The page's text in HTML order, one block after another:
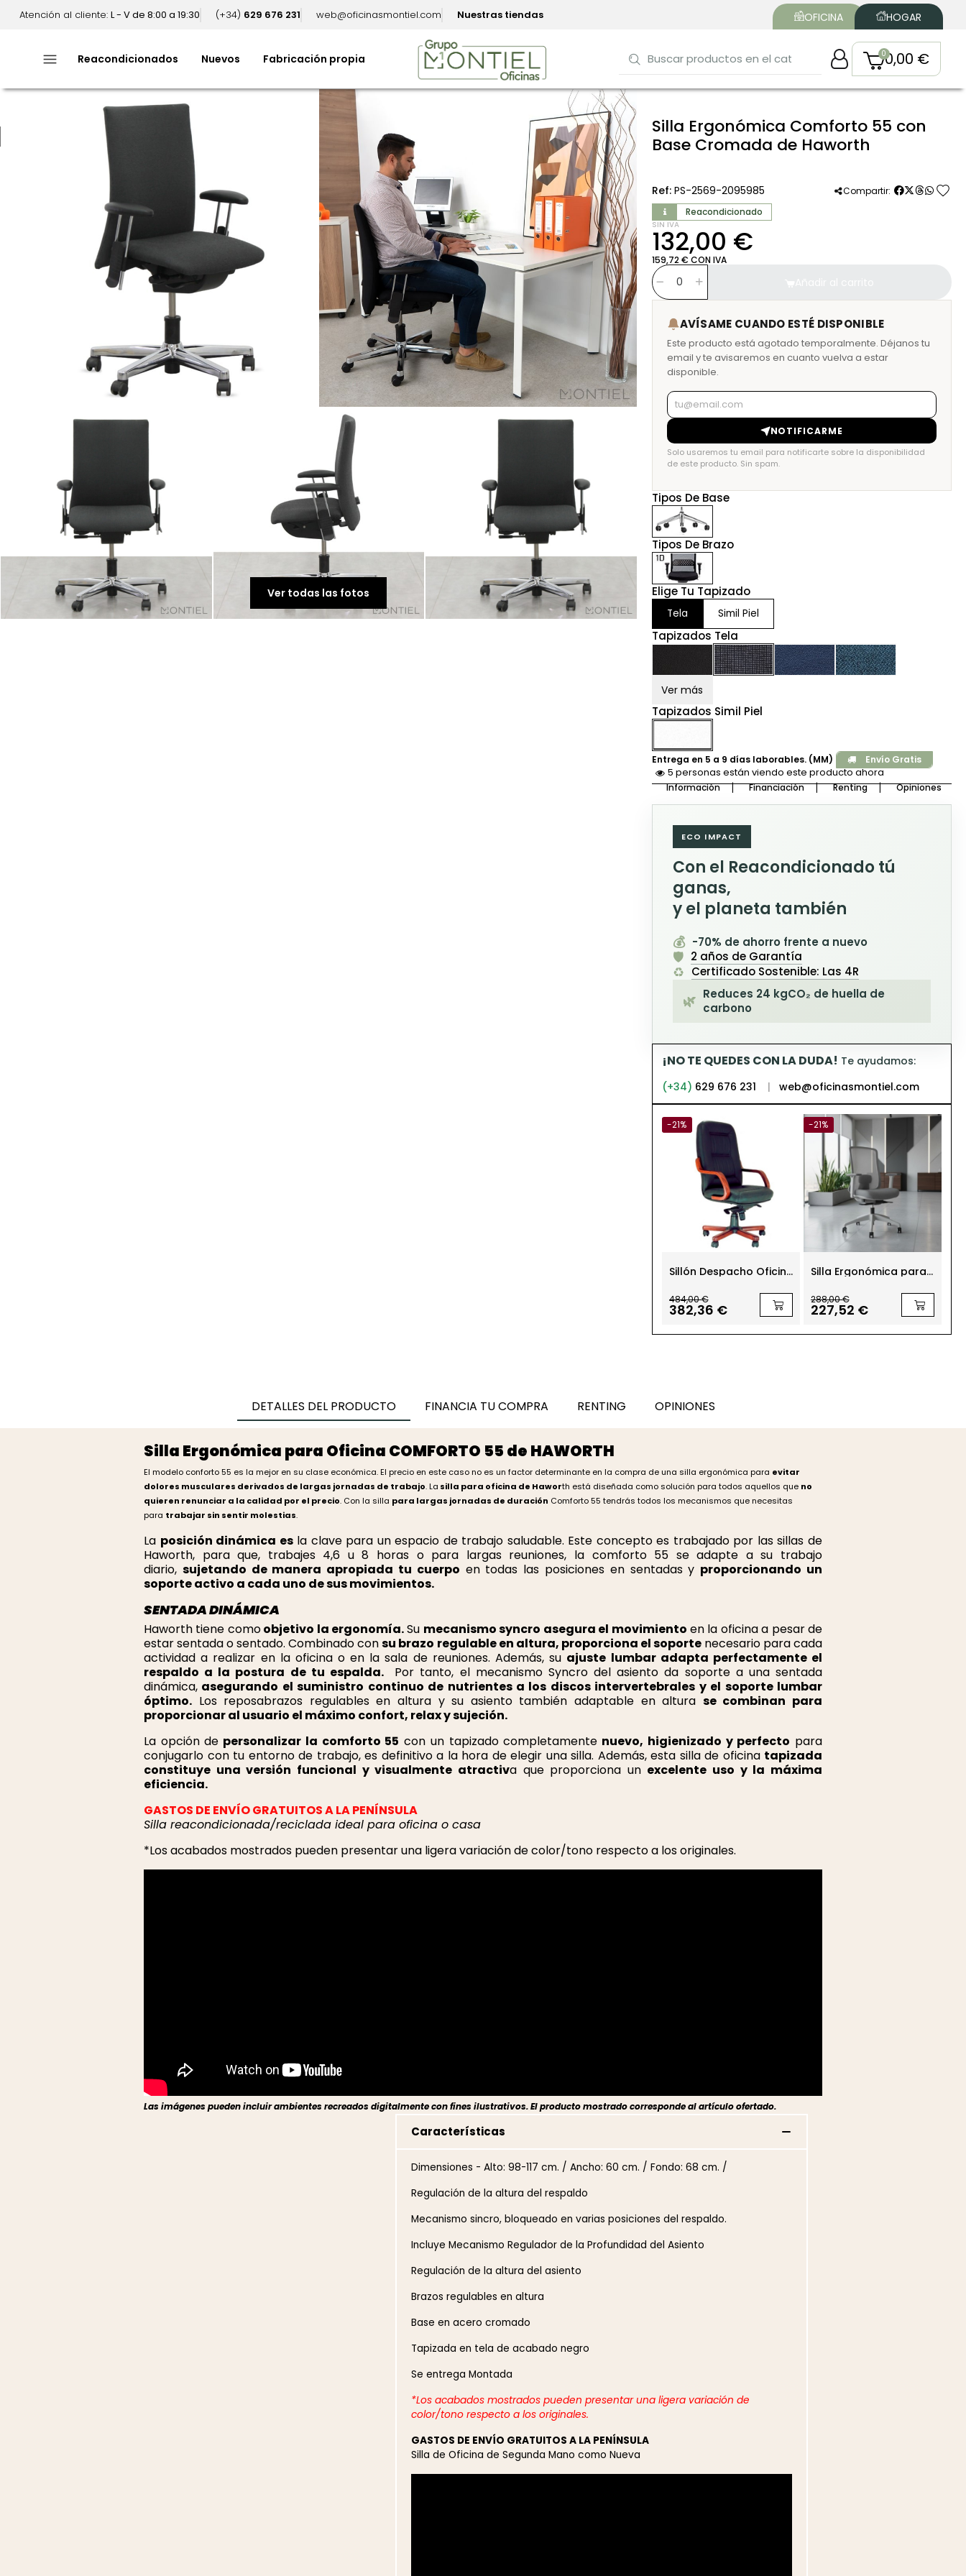
Atención al cliente: L - V de 8:00 a 19:30 (+34) 629 676 231 web@oficinasmontiel.com Nuestras tiendas OFICINA HOGAR
menu Reacondicionados Nuevos Fabricación propia 0,00 €
Ver todas las fotos
Silla Ergonómica Comforto 55 con
Base Cromada de Haworth
Ref: PS-2569-2095985 Compartir: favorite
Reacondicionado
SIN IVA
132,00 €
159,72 € CON IVA
AVÍSAME CUANDO ESTÉ DISPONIBLE
Este producto está agotado temporalmente. Déjanos tu
email y te avisaremos en cuanto vuelva a estar
disponible.
NOTIFICARME
Solo usaremos tu email para notificarte sobre la disponibilidad
de este producto. Sin spam.
Tipos De Base
Tipos De Brazo
Elige Tu Tapizado
Tela Simil Piel
Tapizados Tela
Ver más
Tapizados Simil Piel
Entrega en 5 a 9 días laborables. (MM) Envío Gratis
4 personas están viendo este producto ahora
Información Financiación Renting Opiniones
ECO IMPACT
Con el Reacondicionado tú
ganas,
y el planeta también
💰 -70% de ahorro frente a nuevo
🛡️ 2 años de Garantía
♻️ Certificado Sostenible: Las 4R
🌿 Reduces 24 kgCO₂ de huella de
carbono
¡NO TE QUEDES CON LA DUDA! Te ayudamos:
(+34) 629 676 231 | web@oficinasmontiel.com
-21%
Silla Ergonómica para
de Kunna - EXPRESS
288,00 €
227,52 €
-21%
Sillón Despacho
247,00 €
195,13 €
DETALLES DEL PRODUCTO FINANCIA TU COMPRA RENTING OPINIONES
Silla Ergonómica para Oficina COMFORTO 55 de HAWORTH
El modelo conforto 55 es la mejor en su clase económica. El precio en este caso no es un factor determinante en la compra de una silla ergonómica para evitar
dolores musculares derivados de largas jornadas de trabajo. La silla para oficina de Haworth está diseñada como solución para todos aquellos que no
quieren renunciar a la calidad por el precio. Con la silla para largas jornadas de duración Comforto 55 tendrás todos los mecanismos que necesitas
para trabajar sin sentir molestias.
La posición dinámica esla clave para un espacio de trabajo saludable. Este concepto es trabajado por las sillas de
Haworth, para que, trabajes 4,6 u 8 horas o para largas reuniones, la comforto 55 se adapte a su trabajo
diario, sujetando de manera apropiada tu cuerpo en todas las posiciones en sentadas y proporcionando un
soporte activo a cada uno de sus movimientos.
SENTADA DINÁMICA
Haworth tiene comoobjetivo la ergonomía.Su mecanismo syncro asegura el movimiento en la oficina a pesar de
estar sentada o sentado. Combinado consu brazo regulable en altura, proporciona el soportenecesario para cada
actividad a realizar en la oficina o en la sala de reuniones. Además, su ajuste lumbar adapta perfectamente el
respaldo a la postura de tu espalda.
Por tanto, el mecanismo Syncro del asiento da soporte a una sentada
dinámica, asegurando el suministro continuo de nutrientes a los discos intervertebrales y el soporte lumbar
óptimo. Los reposabrazos regulables en altura y su asiento también adaptable en altura se combinan para
proporcionar al usuario el máximo confort, relax y sujeción.
La opción de personalizar la comforto 55 con un tapizado completamente nuevo, higienizado y perfecto para
conjugarlo con tu entorno de trabajo, es definitivo a la hora de elegir una silla. Además, esta silla de oficina tapizada
constituye una versión funcional y visualmente atractiva que proporciona un excelente uso y la máxima
eficiencia.
GASTOS DE ENVÍO GRATUITOS A LA PENÍNSULA
Silla reacondicionada/reciclada ideal para oficina o casa
*Los acabados mostrados pueden presentar una ligera variación de color/tono respecto a los originales.
Las imágenes pueden incluir ambientes recreados digitalmente con fines ilustrativos. El producto mostrado corresponde al artículo ofertado.
Características
Dimensiones - Alto: 98-117 cm. / Ancho: 60 cm. / Fondo: 68 cm. /
Regulación de la altura del respaldo
Mecanismo sincro, bloqueado en varias posiciones del respaldo.
Incluye Mecanismo Regulador de la Profundidad del Asiento
Regulación de la altura del asiento
Brazos regulables en altura
Base en acero cromado
Tapizada en tela de acabado negro
Se entrega Montada
*Los acabados mostrados pueden presentar una ligera variación de
color/tono respecto a los originales.
GASTOS DE ENVÍO GRATUITOS A LA PENÍNSULA
Silla de Oficina de Segunda Mano como Nueva